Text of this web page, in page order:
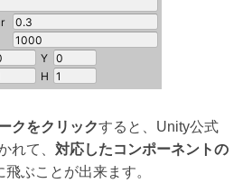
クをクリックすると、Unity公式
れて、 対応したコンポーネントの
飛ぶことが出来ます。